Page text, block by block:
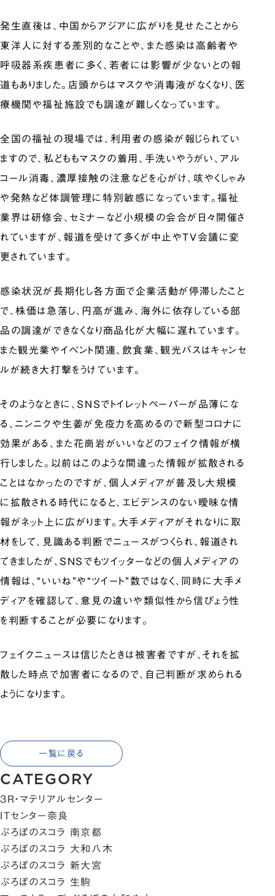
CATEGORY
3R・マテリアルセンター
ITセンター奈良
ぷろぼのスコラ 南京都
ぷろぼのスコラ 大和八木
ぷろぼのスコラ 新大宮
ぷろぼのスコラ 生駒
発生直後は、中国からアジアに広がりを見せたことから
東洋人に対する差別的なことや、また感染は高齢者や
呼吸器系疾患者に多く、若者には影響が少ないとの報
道もありました。店頭からはマスクや消毒液がなくなり、医
療機関や福祉施設でも調達が難しくなっています。
全国の福祉の現場では、利用者の感染が報じられてい
ますので、私どももマスクの着用、手洗いやうがい、アル
コール消毒、濃厚接触の注意などを心がけ、咳やくしゃみ
や発熱など体調管理に特別敏感になっています。福祉
業界は研修会、セミナーなど小規模の会合が日々開催さ
れていますが、報道を受けて多くが中止やTV会議に変
更されています。
感染状況が長期化し各方面で企業活動が停滞したこと
で、株価は急落し、円高が進み、海外に依存している部
品の調達ができなくなり商品化が大幅に遅れています。
また観光業やイベント関連、飲食業、観光バスはキャンセ
ルが続き大打撃をうけています。
そのようなときに、SNSでトイレットペーパーが品薄にな
る、ニンニクや生姜が免疫力を高めるので新型コロナに
効果がある、また花崗岩がいいなどのフェイク情報が横
行しました。以前はこのような間違った情報が拡散される
ことはなかったのですが、個人メディアが普及し大規模
に拡散される時代になると、エビデンスのない曖昧な情
報がネット上に広がります。大手メディアがそれなりに取
材をして、見識ある判断でニュースがつくられ、報道され
てきましたが、SNSでもツイッターなどの個人メディアの
情報は、“いいね”や“ツイート”数ではなく、同時に大手メ
ディアを確認して、意見の違いや類似性から信ぴょう性
を判断することが必要になります。
フェイクニュースは信じたときは被害者ですが、それを拡
散した時点で加害者になるので、自己判断が求められる
ようになります。
一覧に戻る